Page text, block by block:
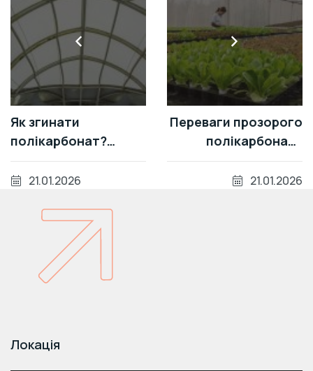
Як згинати
полікарбонат?
Допустимі радіуси
та техніка безпеки
21.01.2026
Переваги прозорого
полікарбонату
перед склом
21.01.2026
Локація